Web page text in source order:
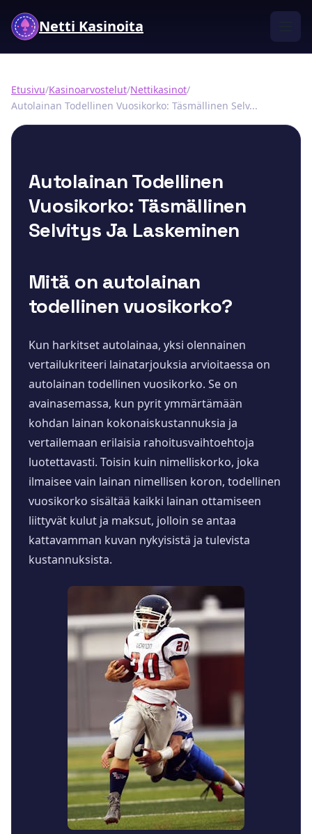
Netti Kasinoita
Etusivu/Kasinoarvostelut/Nettikasinot/
Autolainan Todellinen Vuosikorko: Täsmällinen Selv...
Autolainan Todellinen
Vuosikorko: Täsmällinen
Selvitys Ja Laskeminen
Mitä on autolainan
todellinen vuosikorko?
Kun harkitset autolainaa, yksi olennainen
vertailukriteeri lainatarjouksia arvioitaessa on
autolainan todellinen vuosikorko. Se on
avainasemassa, kun pyrit ymmärtämään
kohdan lainan kokonaiskustannuksia ja
vertailemaan erilaisia rahoitusvaihtoehtoja
luotettavasti. Toisin kuin nimelliskorko, joka
ilmaisee vain lainan nimellisen koron, todellinen
vuosikorko sisältää kaikki lainan ottamiseen
liittyvät kulut ja maksut, jolloin se antaa
kattavamman kuvan nykyisistä ja tulevista
kustannuksista.